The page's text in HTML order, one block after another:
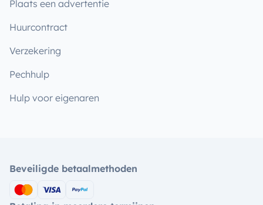
Plaats een advertentie
Huurcontract
Verzekering
Pechhulp
Hulp voor eigenaren
Beveiligde betaalmethoden